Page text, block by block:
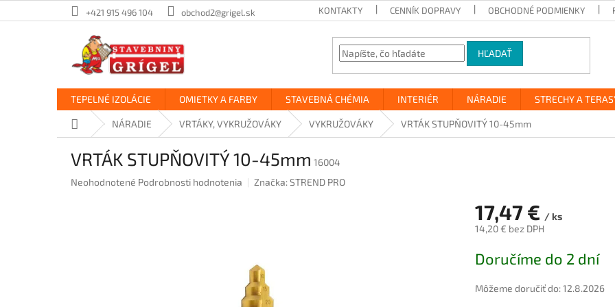
na
+421 915 496 104 obchod2@grigel.sk KONTAKTY CENNÍK DOPRAVY OBCHODNÉ PODMIENKY
HĽADAŤ
TEPELNÉ IZOLÁCIE OMIETKY A FARBY STAVEBNÁ CHÉMIA INTERIÉR NÁRADIE STRECHY A
DomovNÁRADIE VRTÁKY, VYKRUŽOVÁKY VYKRUŽOVÁKY VRTÁK STUPŇOVITÝ 10-45mm
VRTÁK STUPŇOVITÝ 10-45mm 16004
Priemerné
Neohodnotené Podrobnosti hodnotenia Značka:STREND PRO
17,47 € / ks
14,20 € bez DPH
cena:
Doručíme do 2 dní
Môžeme doručiť do:12.8.2026